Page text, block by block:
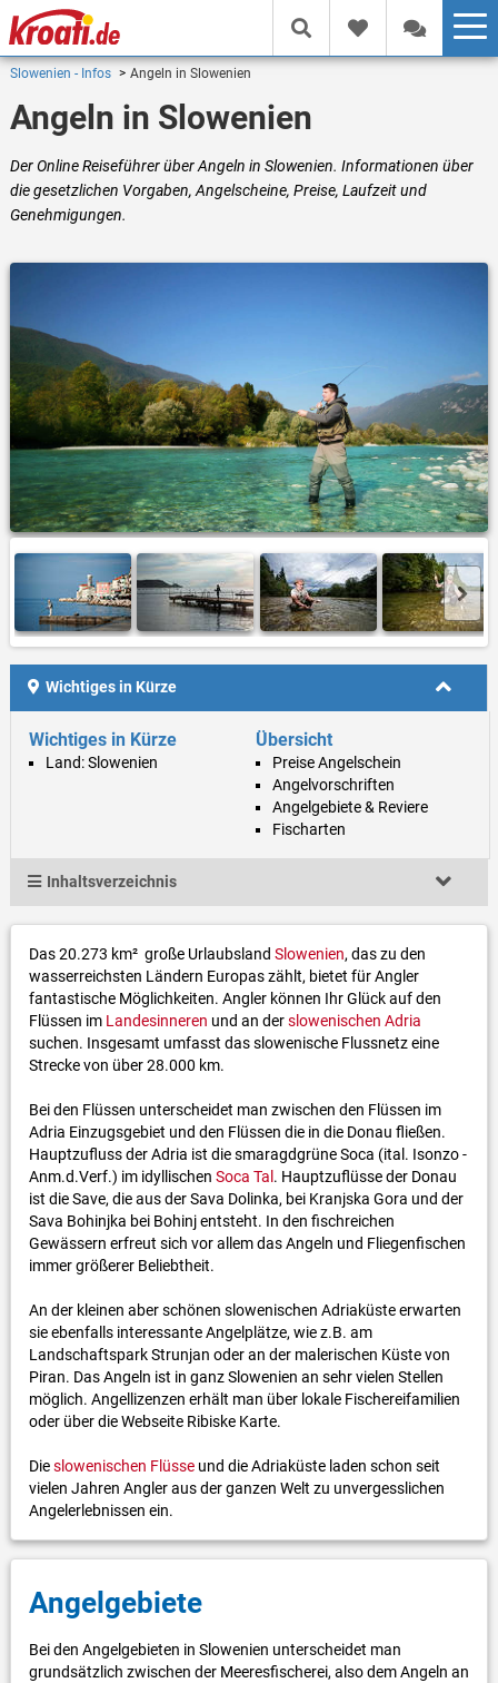
Slowenien - Infos Angeln in Slowenien
Angeln in Slowenien
Der Online Reiseführer über Angeln in Slowenien. Informationen über
die gesetzlichen Vorgaben, Angelscheine, Preise, Laufzeit und
Genehmigungen.
Wichtiges in Kürze
Wichtiges in Kürze
Land: Slowenien
Übersicht
Preise Angelschein
Angelvorschriften
Angelgebiete & Reviere
Fischarten
Inhaltsverzeichnis
Das 20.273 km² große Urlaubsland Slowenien, das zu den
wasserreichsten Ländern Europas zählt, bietet für Angler
fantastische Möglichkeiten. Angler können Ihr Glück auf den
Flüssen im Landesinneren und an derslowenischen Adria
suchen. Insgesamt umfasst das slowenische Flussnetz eine
Strecke von über 28.000 km.
Bei den Flüssen unterscheidet man zwischen den Flüssen im
Adria Einzugsgebiet und den Flüssen die in die Donau fließen.
Hauptzufluss der Adria ist die smaragdgrüne Soca (ital. Isonzo -
Anm.d.Verf.) im idyllischen Soca Tal . Hauptzuflüsse der Donau
ist die Save, die aus der Sava Dolinka, bei Kranjska Gora und der
Sava Bohinjka bei Bohinj entsteht. In den fischreichen
Gewässern erfreut sich vor allem das Angeln und Fliegenfischen
immer größerer Beliebtheit.
An der kleinen aber schönen slowenischen Adriaküste erwarten
sie ebenfalls interessante Angelplätze, wie z.B. am
Landschaftspark Strunjan oder an der malerischen Küste von
Piran. Das Angeln ist in ganz Slowenien an sehr vielen Stellen
möglich. Angellizenzen erhält man über lokale Fischereifamilien
oder über die Webseite Ribiske Karte.
Dieslowenischen Flüsseund die Adriaküste laden schon seit
vielen Jahren Angler aus der ganzen Welt zu unvergesslichen
Angelerlebnissen ein.
Angelgebiete
Bei den Angelgebieten in Slowenien unterscheidet man
grundsätzlich zwischen der Meeresfischerei, also dem Angeln an